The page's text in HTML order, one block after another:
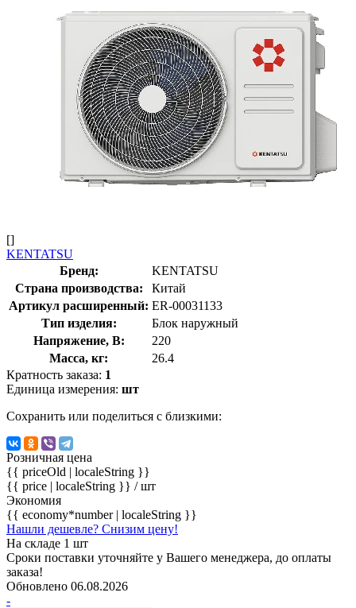
[]
KENTATSU
Бренд:
KENTATSU
Страна производства:
Китай
Артикул расширенный: ER-00031133
Тип изделия:
Блок наружный
Напряжение, В:
220
Масса, кг:
26.4
Кратность заказа: 1
Единица измерения: шт
Сохранить или поделиться с близкими:
Розничная цена
{{ priceOld | localeString }}
{{ price | localeString }} / шт
Экономия
{{ economy*number | localeString }}
Нашли дешевле? Снизим цену!
На складе 1 шт
Сроки поставки уточняйте у Вашего менеджера, до оплаты
заказа!
Обновлено 06.08.2026
-